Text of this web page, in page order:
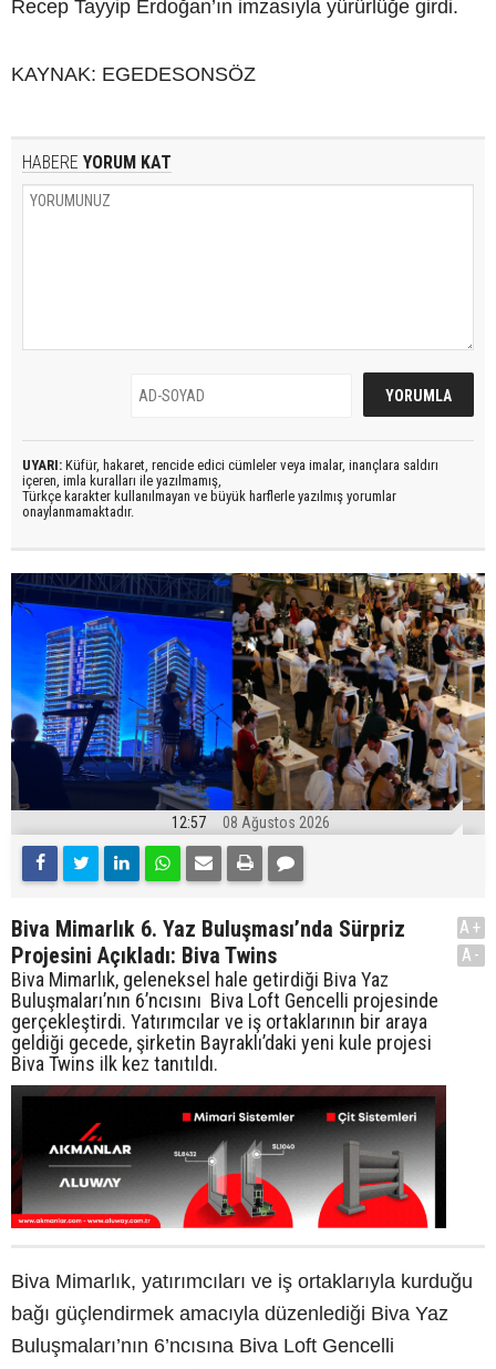
Recep Tayyip Erdoğan’ın imzasıyla yürürlüğe girdi.
KAYNAK: EGEDESONSÖZ
HABERE YORUM KAT
UYARI: Küfür, hakaret, rencide edici cümleler veya imalar, inançlara saldırı
içeren, imla kuralları ile yazılmamış,
Türkçe karakter kullanılmayan ve büyük harflerle yazılmış yorumlar
onaylanmamaktadır.
12:57 08 Ağustos 2026
Biva Mimarlık 6. Yaz Buluşması’nda Sürpriz
Projesini Açıkladı: Biva Twins
Biva Mimarlık, geleneksel hale getirdiği Biva Yaz
Buluşmaları’nın 6’ncısını Biva Loft Gencelli projesinde
gerçekleştirdi. Yatırımcılar ve iş ortaklarının bir araya
geldiği gecede, şirketin Bayraklı’daki yeni kule projesi
Biva Twins ilk kez tanıtıldı.
A+
A-
Biva Mimarlık, yatırımcıları ve iş ortaklarıyla kurduğu
bağı güçlendirmek amacıyla düzenlediği Biva Yaz
Buluşmaları’nın 6’ncısına Biva Loft Gencelli